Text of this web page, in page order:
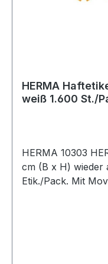
HERMA
weiß 1.600 St./
HERMA 10303
cm (B x H) wieder
Etik./Pack. Mit Movables®-Technology: sicher